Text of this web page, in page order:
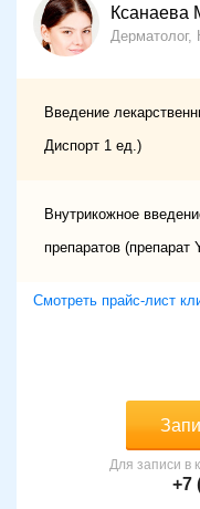
Ксанаева
Дерматолог,
Введение
Диспорт 1 ед.)
Внутрикожное
препаратов
Смотреть прайс-лист
Для записи в
+7